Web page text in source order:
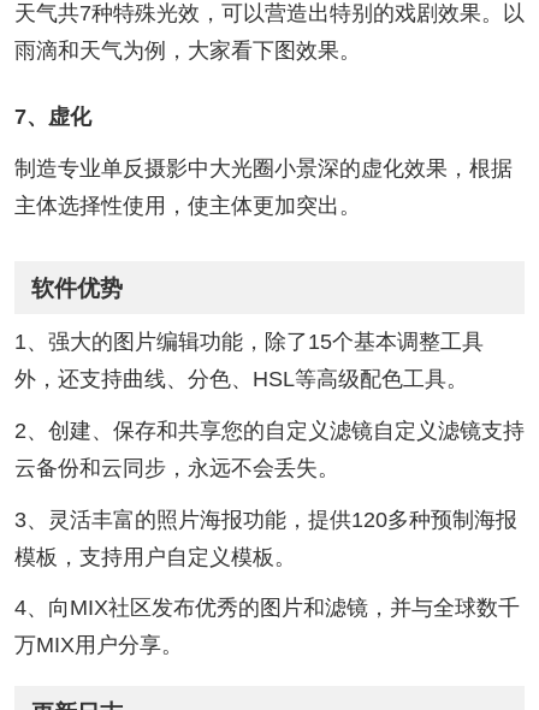
天气共7种特殊光效，可以营造出特别的戏剧效果。以
雨滴和天气为例，大家看下图效果。
7、虚化
制造专业单反摄影中大光圈小景深的虚化效果，根据
主体选择性使用，使主体更加突出。
软件优势
1、强大的图片编辑功能，除了15个基本调整工具
外，还支持曲线、分色、HSL等高级配色工具。
2、创建、保存和共享您的自定义滤镜自定义滤镜支持
云备份和云同步，永远不会丢失。
3、灵活丰富的照片海报功能，提供120多种预制海报
模板，支持用户自定义模板。
4、向MIX社区发布优秀的图片和滤镜，并与全球数千
万MIX用户分享。